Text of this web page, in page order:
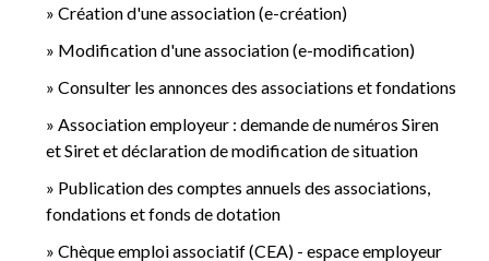
Création d'une association (e-création)
Modification d'une association (e-modification)
Consulter les annonces des associations et fondations
Association employeur : demande de numéros Siren
et Siret et déclaration de modification de situation
Publication des comptes annuels des associations,
fondations et fonds de dotation
Chèque emploi associatif (CEA) - espace employeur